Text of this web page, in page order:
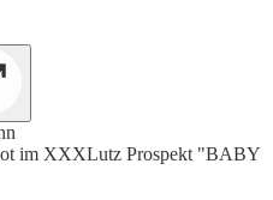
im XXXLutz Prospekt "BABY